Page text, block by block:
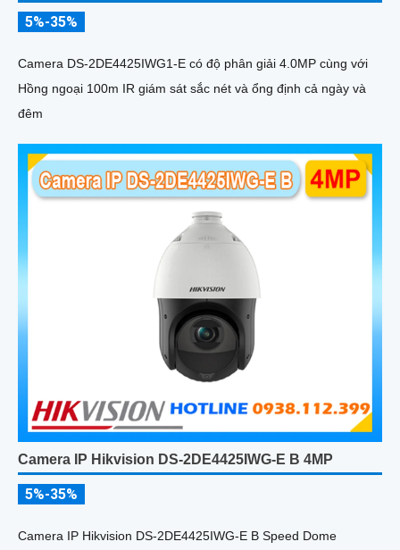
5%-35%
Camera DS-2DE4425IWG1-E có độ phân giải 4.0MP cùng với
Hồng ngoại 100m IR giám sát sắc nét và ổng định cả ngày và
đêm
Camera IP Hikvision DS-2DE4425IWG-E B 4MP
5%-35%
Camera IP Hikvision DS-2DE4425IWG-E B Speed Dome